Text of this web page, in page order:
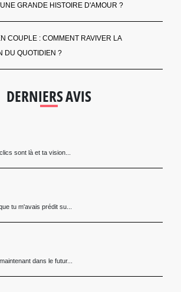
GRANDE HISTOIRE D'AMOUR ?
COUPLE : COMMENT RAVIVER LA
DU QUOTIDIEN ?
DERNIERS AVIS
sont là et ta vision...
tu m'avais prédit su...
dans le futur...